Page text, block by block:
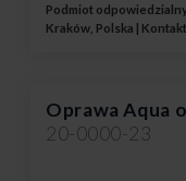
Podmiot
Kraków, Polska |
Oprawa Aqua
20-0000-23